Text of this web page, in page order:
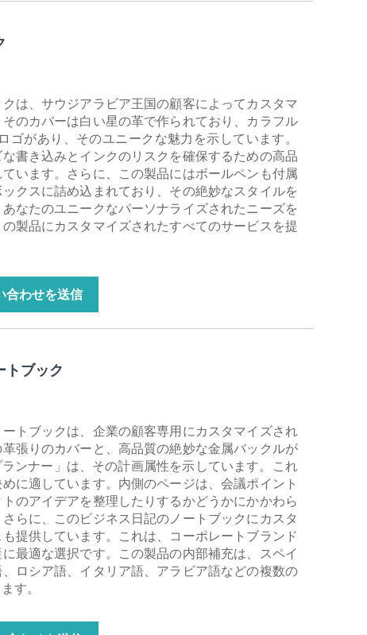
は、サウジアラビア王国の顧客によってカスタマ
のカバーは白い星の革で作られており、カラフル
ゴがあり、そのユニークな魅力を示しています。
書き込みとインクのリスクを確保するための高品
います。さらに、この製品にはボールペンも付属
クスに詰め込まれており、その絶妙なスタイルを
なたのユニークなパーソナライズされたニーズを
製品にカスタマイズされたすべてのサービスを提
合わせを送信
トブック
トブックは、企業の顧客専用にカスタマイズされ
張りのカバーと、高品質の絶妙な金属バックルが
ンナー」は、その計画属性を示しています。これ
に適しています。内側のページは、会議ポイント
のアイデアを整理したりするかどうかにかかわら
らに、このビジネス日記のノートブックにカスタ
提供しています。これは、コーポレートブランド
最適な選択です。この製品の内部補充は、スペイ
ロシア語、イタリア語、アラビア語などの複数の
す。